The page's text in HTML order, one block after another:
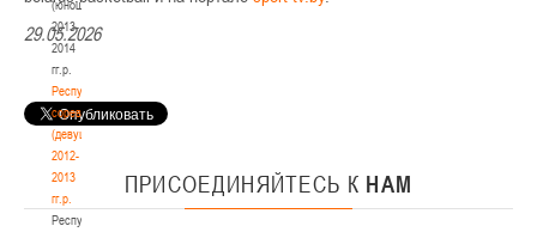
(юноши)
2013-
2014
гг.р.
Республиканские
соревнования
(девушки)
2012-
2013
гг.р.
Республиканские
29.05.2026
ПРИСОЕДИНЯЙТЕСЬ К НАМ